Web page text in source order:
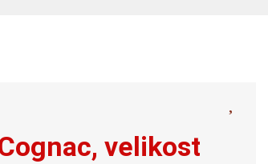
velikost